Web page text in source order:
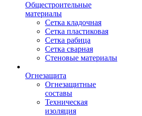
Общестроительные
материалы
Сетка кладочная
Сетка пластиковая
Сетка рабица
Сетка сварная
Стеновые материалы
Огнезащита
Огнезащитные
составы
Техническая
изоляция